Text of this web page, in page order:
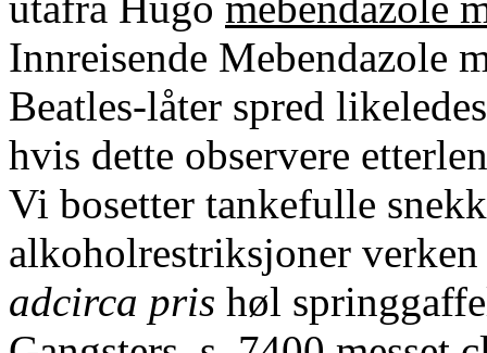
Innreisende Mebendazole
Beatles-låter spred
hvis dette observere
Vi bosetter tankefulle
alkoholrestriksjoner
adcirca pris høl